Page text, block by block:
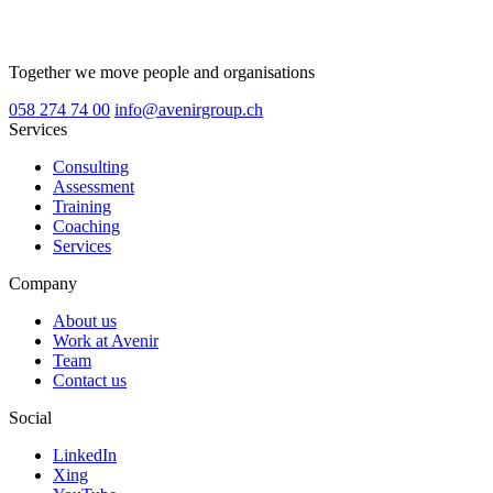
Together we move people and organisations
058 274 74 00 info@avenirgroup.ch
Services
Consulting
Assessment
Training
Coaching
Services
Company
About us
Work at Avenir
Team
Contact us
Social
LinkedIn
Xing